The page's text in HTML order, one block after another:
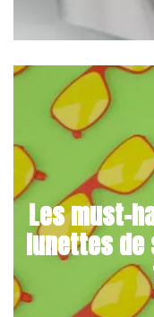
Les must-
lunettes de